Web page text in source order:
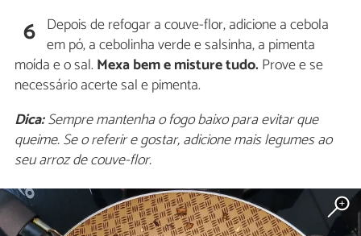
6 Depois de refogar a couve-flor, adicione a cebola
em pó, a cebolinha verde e salsinha, a pimenta
moída e o sal. Mexa bem e misture tudo.Prove e se
necessário acerte sal e pimenta.
Dica:Sempre mantenha o fogo baixo para evitar que
queime. Se o referir e gostar, adicione mais legumes ao
seu arroz de couve-flor.